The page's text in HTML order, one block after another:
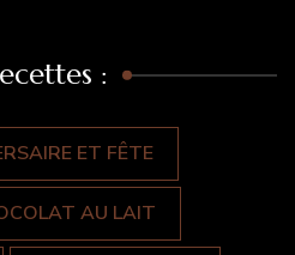
:
ET FÊTE
AU LAIT